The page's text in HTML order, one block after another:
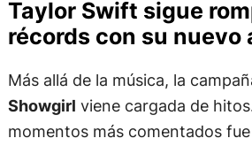
Taylor Swift sigue
récords con su nuevo
Más allá de la música, la
Showgirl viene cargada de
momentos más comentados